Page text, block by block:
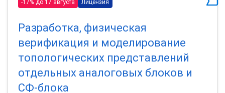
-17% до 17 августа Лицензия
Разработка, физическая
верификация и моделирование
топологических представлений
отдельных аналоговых блоков и
СФ-блока